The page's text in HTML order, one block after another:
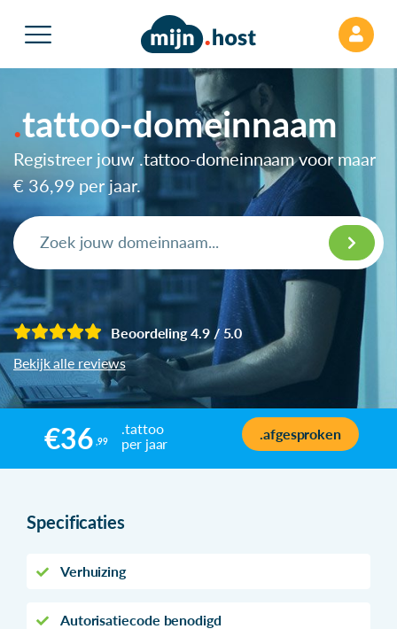
tattoo-domeinnaam
Registreer jouw .tattoo-domeinnaam voor maar
€ 36,99 per jaar.
Beoordeling 4.9 / 5.0
Bekijk alle reviews
€36 ,99
.tattoo
per jaar
.afgesproken
Specificaties
Verhuizing
Autorisatiecode benodigd